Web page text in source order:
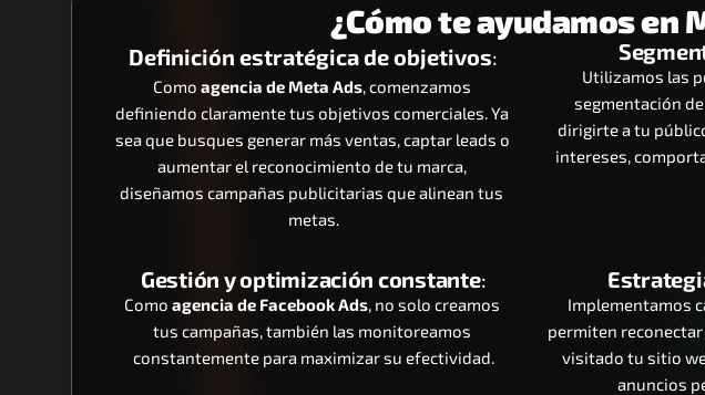
¿Cómo te ayudamos en
Definición estratégica de objetivos:
Como agencia de Meta Ads, comenzamos
definiendo claramente tus objetivos comerciales. Ya
sea que busques generar más ventas, captar leads o
aumentar el reconocimiento de tu marca,
diseñamos campañas publicitarias que alinean tus
metas.
Utilizamos las
segmentación
dirigirte a tu
intereses,
Gestión y optimización constante:
Como agencia de Facebook Ads, no solo creamos
tus campañas, también las monitoreamos
constantemente para maximizar su efectividad.
Implementamos
permiten
visitado tu sitio
anuncios